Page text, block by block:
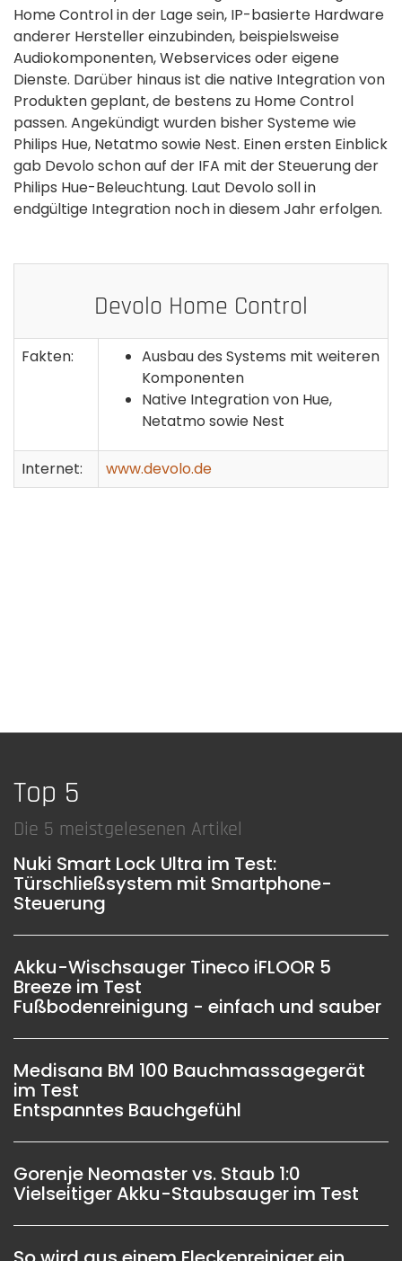
Home Control in der Lage sein, IP-basierte Hardware
anderer Hersteller einzubinden, beispielsweise
Audiokomponenten, Webservices oder eigene
Dienste. Darüber hinaus ist die native Integration von
Produkten geplant, de bestens zu Home Control
passen. Angekündigt wurden bisher Systeme wie
Philips Hue, Netatmo sowie Nest. Einen ersten Einblick
gab Devolo schon auf der IFA mit der Steuerung der
Philips Hue-Beleuchtung. Laut Devolo soll in
endgültige Integration noch in diesem Jahr erfolgen.
Devolo Home Control
Fakten:
Ausbau des Systems mit weiteren
Komponenten
Native Integration von Hue,
Netatmo sowie Nest
Internet: www.devolo.de
Top 5
Die 5 meistgelesenen Artikel
Nuki Smart Lock Ultra im Test:
Türschließsystem mit Smartphone-
Steuerung
Akku-Wischsauger Tineco iFLOOR 5
Breeze im Test
Fußbodenreinigung - einfach und sauber
Medisana BM 100 Bauchmassagegerät
im Test
Entspanntes Bauchgefühl
Gorenje Neomaster vs. Staub 1:0
Vielseitiger Akku-Staubsauger im Test